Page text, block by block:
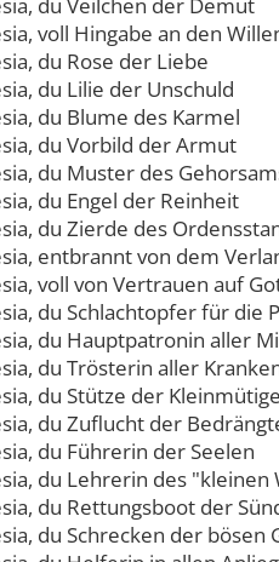
voll Hingabe an den
du Rose der Liebe
du Lilie der Unschuld
du Blume des Karmel
du Vorbild der Armut
du Muster des
du Engel der Reinheit
du Zierde des
entbrannt von dem
voll von Vertrauen auf
du Schlachtopfer für die
du Hauptpatronin aller
du Trösterin aller
du Stütze der
du Zuflucht der
du Führerin der Seelen
du Lehrerin des
du Rettungsboot der
du Schrecken der bösen